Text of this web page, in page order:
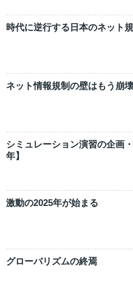
時代に逆行する日本のネット
ネット情報規制の壁はもう崩
シミュレーション演習の企画
年】
激動の2025年が始まる
グローバリズムの終焉